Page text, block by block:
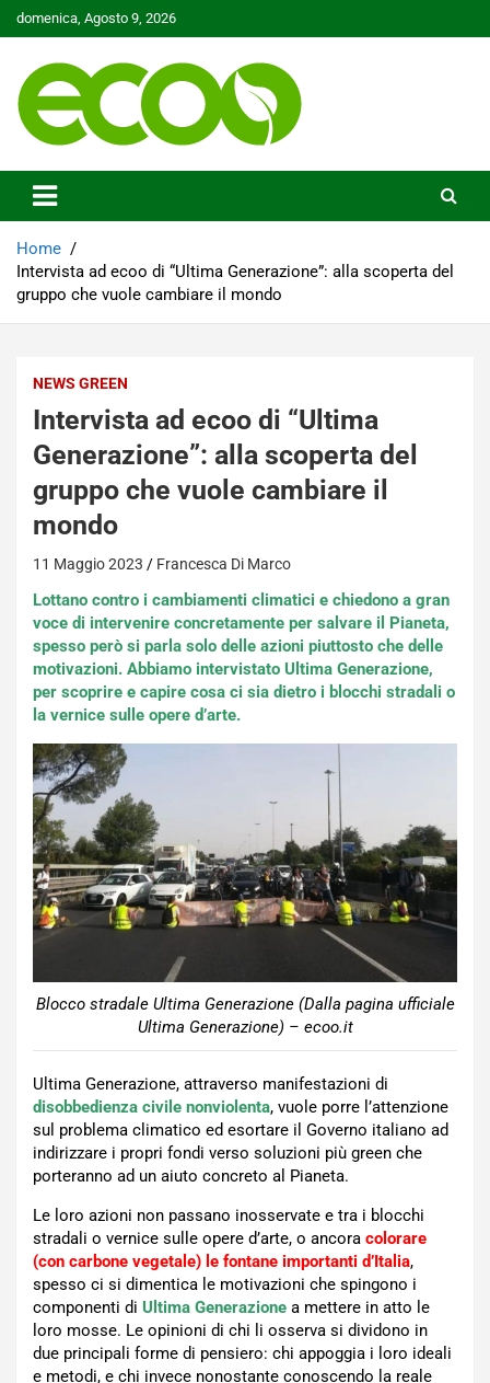
Skip
to
domenica, Agosto 9, 2026
Ecoo.it
Home
Intervista ad ecoo di “Ultima Generazione”: alla scoperta del
gruppo che vuole cambiare il mondo
NEWS GREEN
Intervista ad ecoo di “Ultima
Generazione”: alla scoperta del
gruppo che vuole cambiare il
mondo
11 Maggio 2023 Francesca Di Marco
Lottano contro i cambiamenti climatici e chiedono a gran
voce di intervenire concretamente per salvare il Pianeta,
spesso però si parla solo delle azioni piuttosto che delle
motivazioni. Abbiamo intervistato Ultima Generazione,
per scoprire e capire cosa ci sia dietro i blocchi stradali o
la vernice sulle opere d’arte.
Blocco stradale Ultima Generazione (Dalla pagina ufficiale
Ultima Generazione) – ecoo.it
Ultima Generazione, attraverso manifestazioni di
disobbedienza civile nonviolenta, vuole porre l’attenzione
sul problema climatico ed esortare il Governo italiano ad
indirizzare i propri fondi verso soluzioni più green che
porteranno ad un aiuto concreto al Pianeta.
Le loro azioni non passano inosservate e tra i blocchi
stradali o vernice sulle opere d’arte, o ancora colorare
(con carbone vegetale) le fontane importanti d’Italia,
spesso ci si dimentica le motivazioni che spingono i
componenti di Ultima Generazione a mettere in atto le
loro mosse. Le opinioni di chi li osserva si dividono in
due principali forme di pensiero: chi appoggia i loro ideali
e metodi, e chi invece nonostante conoscendo la reale